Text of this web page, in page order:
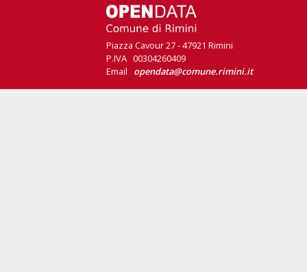
Piazza Cavour 27 - 47921 Rimini
P.IVA 00304260409
Email opendata@comune.rimini.it